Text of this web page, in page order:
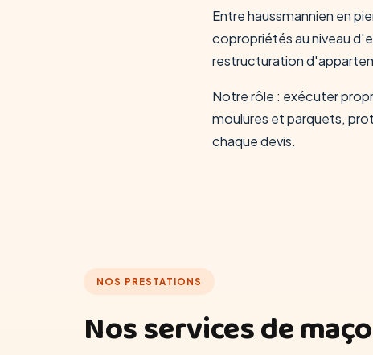
Entre haussmannien en
copropriétés au niveau
restructuration
Notre rôle : exécuter
moulures et parquets,
chaque devis.
NOS PRESTATIONS
Nos services de